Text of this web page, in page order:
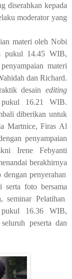
diserahkan kepada
moderator yang
materi oleh Nobi
pukul 14.45 WIB,
materi
dan Richard.
ik desainediting
16.21 WIB.
diberikan untuk
Martnice, Firas Al
penyampaian
IreneFebyanti
berakhirnya
penyerahan
serta foto bersama
seminar Pelatihan
16.36 WIB,
peserta dan